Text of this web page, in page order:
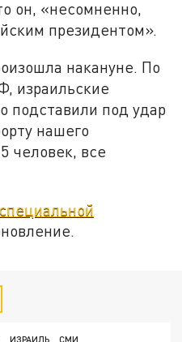
он, «несомненно,
президентом».
накануне. По
израильские
подставили под удар
нашего
человек, все
ИЗРАИЛЬ СМИ